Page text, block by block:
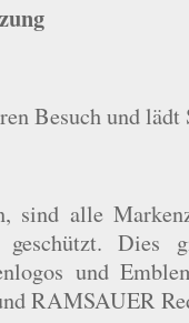
Besuch und lädt
sind alle
geschützt.
und
RAMSAUER